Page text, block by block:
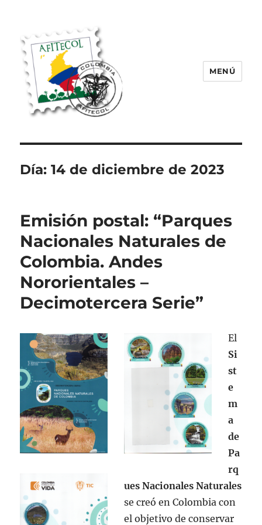
2025
MENÚ
Día:14 de diciembre de 2023
Emisión postal: “Parques
Nacionales Naturales de
Colombia. Andes
Nororientales –
Decimotercera Serie”
El
Si
st
e
m
a
de
Pa
rq
ues Nacionales Naturales
se creó en Colombia con
el objetivo de conservar